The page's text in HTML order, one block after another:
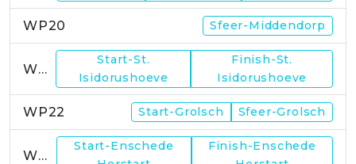
WP20 Sfeer-Middendorp
WP21
Start-St.
Isidorushoeve
Finish-St.
Isidorushoeve
WP22 Start-Grolsch Sfeer-Grolsch
WP23
Start-Enschede
Finish-Enschede